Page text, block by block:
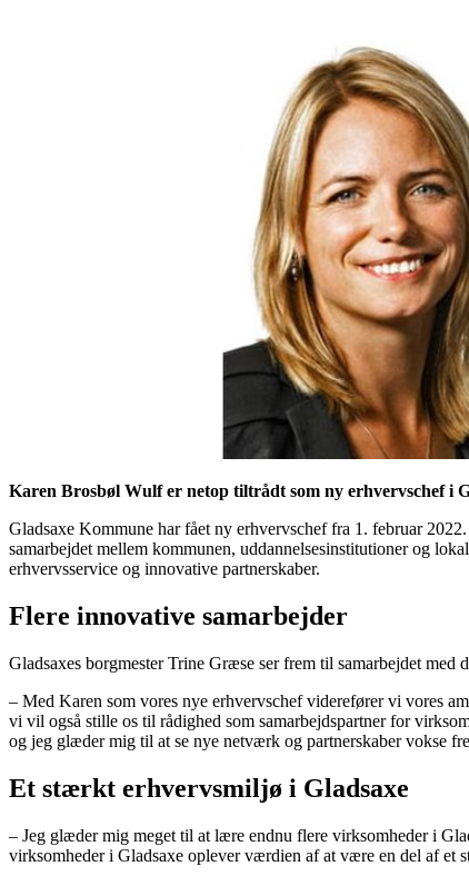
Karen Brosbøl Wulf er netop tiltrådt som ny erhvervschef i
Gladsaxe Kommune har fået ny erhvervschef fra 1. februar
samarbejdet mellem kommunen, uddannelsesinstitutioner og
erhvervsservice og innovative partnerskaber.
Flere innovative samarbejder
Gladsaxes borgmester Trine Græse ser frem til samarbejdet
– Med Karen som vores nye erhvervschef viderefører vi vores
vi vil også stille os til rådighed som samarbejdspartner for
og jeg glæder mig til at se nye netværk og partnerskaber vokse
Et stærkt erhvervsmiljø i Gladsaxe
– Jeg glæder mig meget til at lære endnu flere virksomheder i
virksomheder i Gladsaxe oplever værdien af at være en del af et